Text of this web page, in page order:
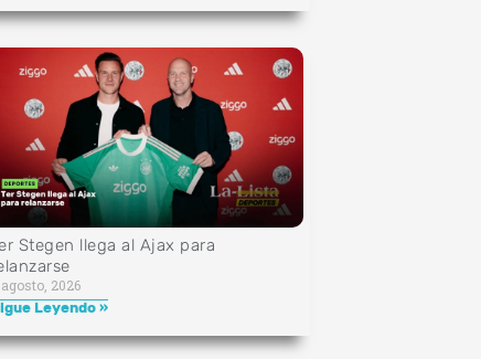
Stegen llega al Ajax para
2026
Leyendo »